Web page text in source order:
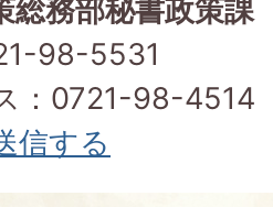
総務部秘書政策課
98-5531
：0721-98-4514
信する